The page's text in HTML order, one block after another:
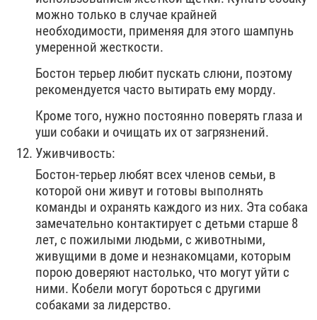
можно только в случае крайней
необходимости, применяя для этого шампунь
умеренной жесткости.
Бостон терьер любит пускать слюни, поэтому
рекомендуется часто вытирать ему морду.
Кроме того, нужно постоянно поверять глаза и
уши собаки и очищать их от загрязнений.
Уживчивость:
Бостон-терьер любят всех членов семьи, в
которой они живут и готовы выполнять
команды и охранять каждого из них. Эта собака
замечательно контактирует с детьми старше 8
лет, с пожилыми людьми, с животными,
живущими в доме и незнакомцами, которым
порою доверяют настолько, что могут уйти с
ними. Кобели могут бороться с другими
собаками за лидерство.